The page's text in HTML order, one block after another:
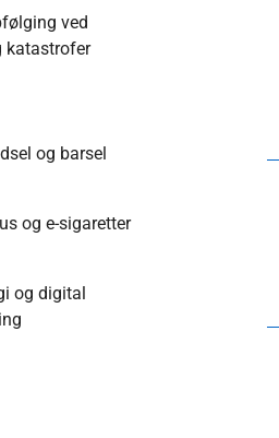
ved
katastrofer
og barsel
og e-sigaretter
og digital